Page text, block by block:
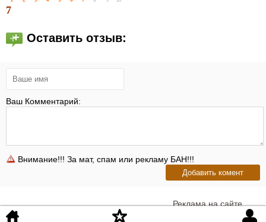
7
Оставить отзыв:
Ваш Комментарий:
Внимание!!! За мат, спам или рекламу БАН!!!
Реклама на сайте